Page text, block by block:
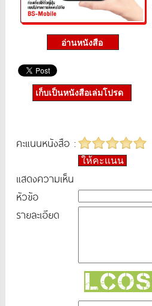
เก็บเป็นหนังสือเล่มโปรด
คะแนนหนังสือ :
ให้คะแนน
แสดงความเห็น
หัวข้อ
รายละเอียด